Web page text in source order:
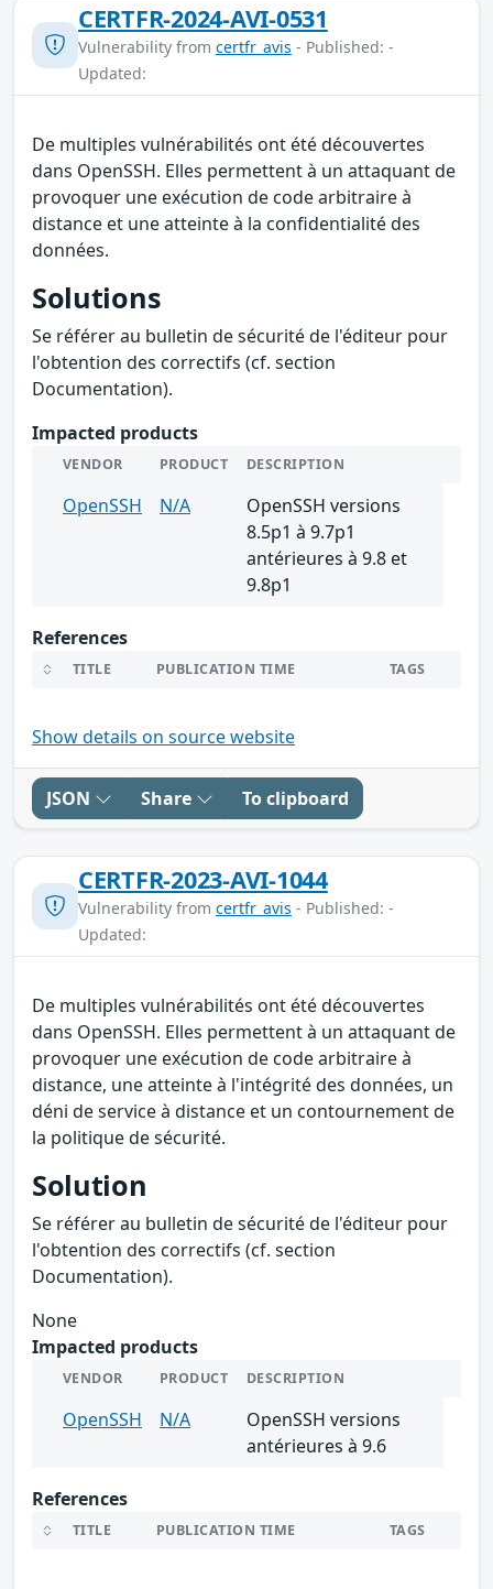
CERTFR-2024-AVI-0531
Vulnerability from certfr_avis - Published: -
Updated:
De multiples vulnérabilités ont été découvertes
dans OpenSSH. Elles permettent à un attaquant de
provoquer une exécution de code arbitraire à
distance et une atteinte à la confidentialité des
données.
Solutions
Se référer au bulletin de sécurité de l'éditeur pour
l'obtention des correctifs (cf. section
Documentation).
Impacted products
VENDOR PRODUCT DESCRIPTION
OpenSSH N/A
OpenSSH versions
8.5p1 à 9.7p1
antérieures à 9.8 et
9.8p1
References
TITLE PUBLICATION TIME TAGS
Show details on source website
JSON Share To clipboard
CERTFR-2023-AVI-1044
Vulnerability from certfr_avis - Published: -
Updated:
De multiples vulnérabilités ont été découvertes
dans OpenSSH. Elles permettent à un attaquant de
provoquer une exécution de code arbitraire à
distance, une atteinte à l'intégrité des données, un
déni de service à distance et un contournement de
la politique de sécurité.
Solution
Se référer au bulletin de sécurité de l'éditeur pour
l'obtention des correctifs (cf. section
Documentation).
None
Impacted products
VENDOR PRODUCT DESCRIPTION
OpenSSH N/A
OpenSSH versions
antérieures à 9.6
References
TITLE PUBLICATION TIME TAGS